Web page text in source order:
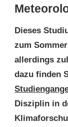
Dieses
zum
allerdings
dazu finden
Disziplin in